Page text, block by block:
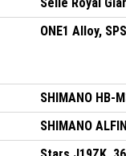
ONE1 Alloy,
SHIMANO HB-
SHIMANO